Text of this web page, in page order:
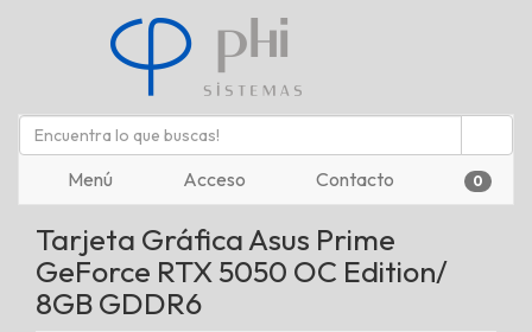
Menú Acceso Contacto 0
Tarjeta Gráfica Asus Prime
GeForce RTX 5050 OC Edition/
8GB GDDR6